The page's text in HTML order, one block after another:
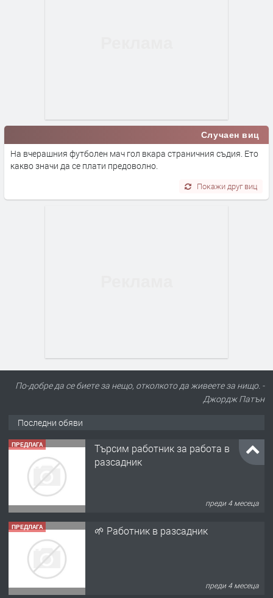
Случаен виц
На вчерашния футболен мач гол вкара страничния съдия. Ето
какво значи да се плати предоволно.
Покажи друг виц
По-добре да се биете за нещо, отколкото да живеете за нищо. -
Джордж Патън
Последни обяви
ПРЕДЛАГА
Търсим работник за работа в
разсадник
преди 4 месеца
ПРЕДЛАГА 🌱 Работник в разсадник
преди 4 месеца